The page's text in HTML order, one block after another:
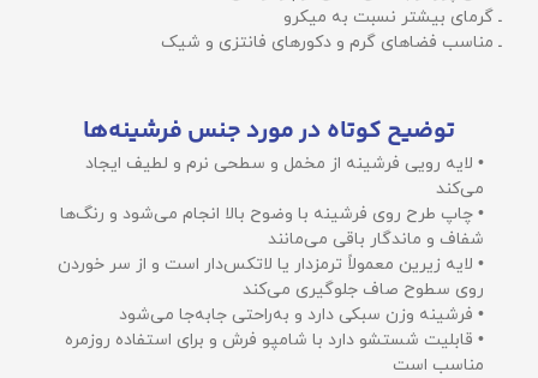
ـ گرمای بیشتر نسبت به میکرو
ـ مناسب فضاهای گرم و دکورهای فانتزی و شیک
توضیح کوتاه در مورد جنس فرشینه‌ها
• لایه رویی فرشینه از مخمل و سطحی نرم و لطیف ایجاد
می‌کند
• چاپ طرح روی فرشینه با وضوح بالا انجام می‌شود و رنگ‌ها
شفاف و ماندگار باقی می‌مانند
• لایه زیرین معمولاً ترمزدار یا لاتکس‌دار است و از سر خوردن
روی سطوح صاف جلوگیری می‌کند
• فرشینه وزن سبکی دارد و به‌راحتی جابه‌جا می‌شود
• قابلیت شستشو دارد با شامپو فرش و برای استفاده روزمره
مناسب است